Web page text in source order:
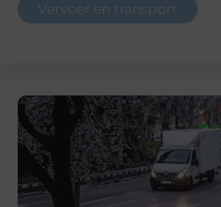
Vervoer en transport